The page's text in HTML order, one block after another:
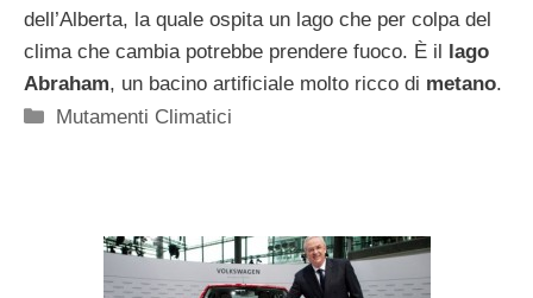
dell’Alberta, la quale ospita un lago che per colpa del
clima che cambia potrebbe prendere fuoco. È il lago
Abraham, un bacino artificiale molto ricco di metano.
Categorie
Mutamenti Climatici